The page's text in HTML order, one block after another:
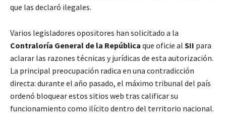
que las declaró ilegales.
Varios legisladores opositores han solicitado a la
Contraloría General de la República que oficie al SII para
aclarar las razones técnicas y jurídicas de esta autorización.
La principal preocupación radica en una contradicción
directa: durante el año pasado, el máximo tribunal del país
ordenó bloquear estos sitios web tras calificar su
funcionamiento como ilícito dentro del territorio nacional.